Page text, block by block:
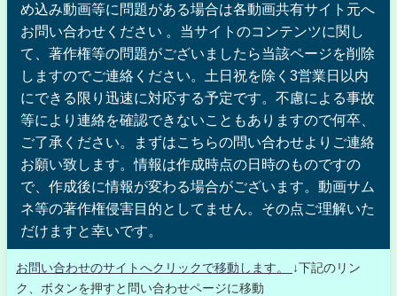
め込み動画等に問題がある場合は各動画共有サイト元へ
お問い合わせください 。当サイトのコンテンツに関し
て、著作権等の問題がございましたら当該ページを削除
しますのでご連絡ください。土日祝を除く3営業日以内
にできる限り迅速に対応する予定です。不慮による事故
等により連絡を確認できないこともありますので何卒、
ご了承ください。まずはこちらの問い合わせよりご連絡
お願い致します。情報は作成時点の日時のものですの
で、作成後に情報が変わる場合がございます。動画サム
ネ等の著作権侵害目的としてません。その点ご理解いた
だけますと幸いです。
お問い合わせのサイトへクリックで移動します。
↓下記のリン
ク、ボタンを押すと問い合わせページに移動